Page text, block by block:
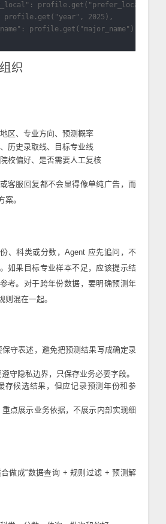
profile.get("prefer_local",
profile.get("year", 2025),
profile.get("major_name"),
织
区、专业方向、预测概率
历史录取线、目标专业线
校偏好、是否需要人工复核
客服回复都不会显得像单纯广告，而
案。
、科类或分数，Agent 应先追问，不
如果目标专业样本不足，应该提示结
考。对于跨年份数据，要明确预测年
则混在一起。
守表述，避免把预测结果写成确定录
守隐私边界，只保存业务必要字段。
存候选结果，但应记录预测年份和参
点展示业务依据，不展示内部实现细
做成“数据查询 + 规则过滤 + 预测解